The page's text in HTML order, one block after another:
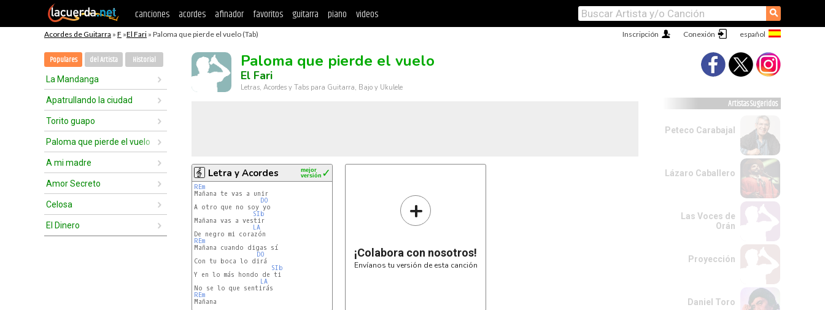
canciones acordes afinador favoritos guitarra piano videos ⚲
Acordes de Guitarra » F »El Fari » Paloma que pierde el vuelo (Tab) Conexión
Inscripción
Populares del Artista Historial
La Mandanga
Apatrullando la ciudad
Torito guapo
Paloma que pierde el vuelo
A mi madre
Amor Secreto
Celosa
El Dinero
Paloma que pierde el vuelo
El Fari
Letras, Acordes y Tabs para Guitarra, Bajo y Ukulele
Letra y Acordes ✓
mejor
versión
REm
DO
A otro que no soy yo
SIb
Mañana vas a vestir
LA
REm
DO
Con tu boca lo dirá
SIb
Y en lo más hondo de ti
LA
REm
+
¡Colabora con nosotros!
Envíanos tu versión de esta canción
Artistas Sugeridos
Peteco Carabajal
Lázaro Caballero
Las Voces de
Orán
Proyección
Daniel Toro